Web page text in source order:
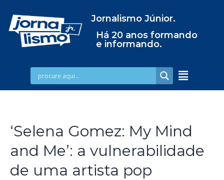
Jornalismo Júnior.
Há 20 anos formando
e informando.
‘Selena Gomez: My Mind
and Me’: a vulnerabilidade
de uma artista pop